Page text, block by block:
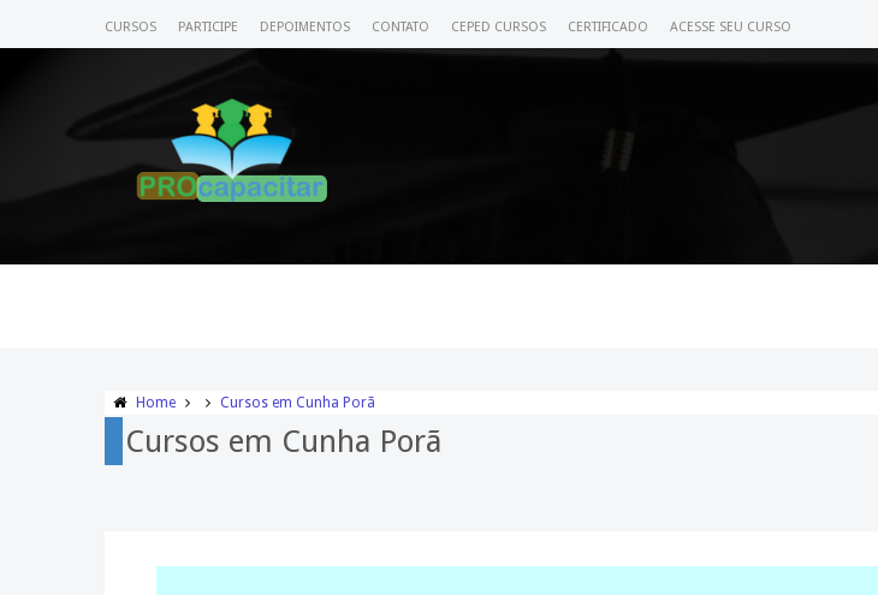
CURSOS PARTICIPE DEPOIMENTOS CONTATO CEPED CURSOS CERTIFICADO ACESSE SEU CURSO
Home Cursos em Cunha Porã
Cursos em Cunha Porã